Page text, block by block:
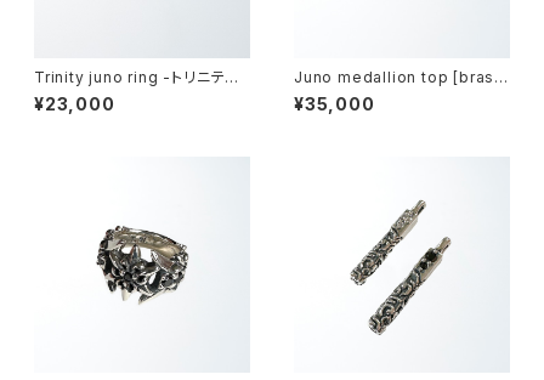
Trinity juno ring -トリニティ
ジュノー・リング-
¥23,000
Juno medallion top [brass
model] -ジュノーメダリオン・ト
ップ-
¥35,000